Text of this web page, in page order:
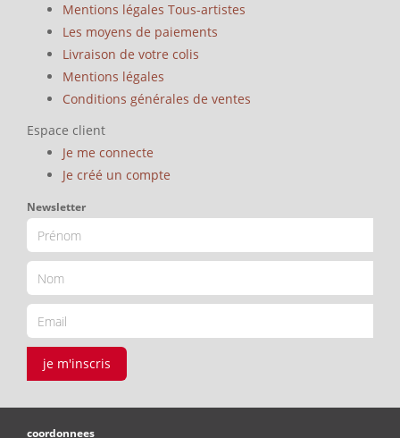
Mentions légales Tous-artistes
Les moyens de paiements
Livraison de votre colis
Mentions légales
Conditions générales de ventes
Espace client
Je me connecte
Je créé un compte
Newsletter
je m'inscris
coordonnees